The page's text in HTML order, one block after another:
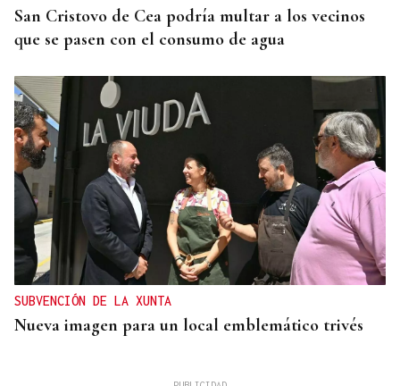
San Cristovo de Cea podría multar a los vecinos
que se pasen con el consumo de agua
SUBVENCIÓN DE LA XUNTA
Nueva imagen para un local emblemático trivés